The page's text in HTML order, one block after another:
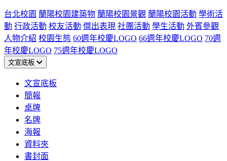
台北校園 蘭陽校園建築物 蘭陽校園景觀 蘭陽校園活動 學術活
動 行政活動 校友活動 傑出表現 社團活動 學生活動 外賓參觀
人物介紹 校園生態 60週年校慶LOGO 66週年校慶LOGO 70週
年校慶LOGO 75週年校慶LOGO
文宣底板
文宣底板
簡報
桌牌
名牌
海報
資料夾
書封面